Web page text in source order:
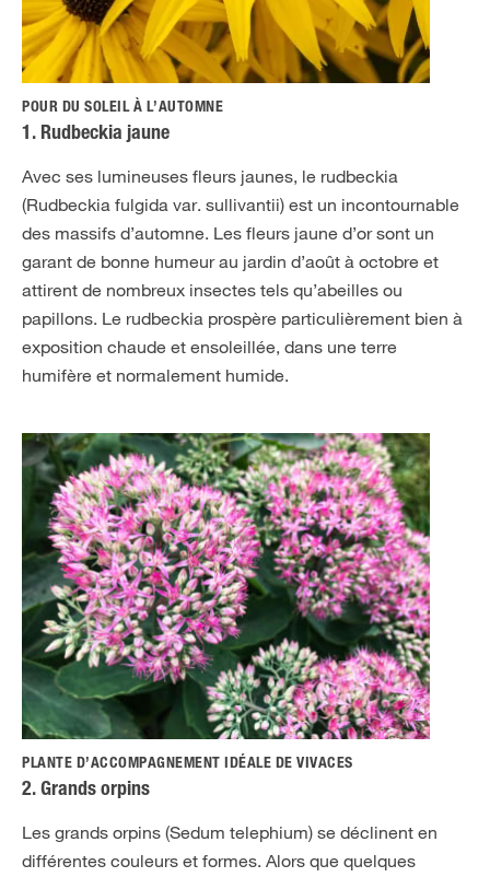
POUR DU SOLEIL À L’AUTOMNE
1. Rudbeckia jaune
Avec ses lumineuses fleurs jaunes, le rudbeckia
(Rudbeckia fulgida var. sullivantii) est un incontournable
des massifs d’automne. Les fleurs jaune d’or sont un
garant de bonne humeur au jardin d’août à octobre et
attirent de nombreux insectes tels qu’abeilles ou
papillons. Le rudbeckia prospère particulièrement bien à
exposition chaude et ensoleillée, dans une terre
humifère et normalement humide.
PLANTE D’ACCOMPAGNEMENT IDÉALE DE VIVACES
2. Grands orpins
Les grands orpins (Sedum telephium) se déclinent en
différentes couleurs et formes. Alors que quelques